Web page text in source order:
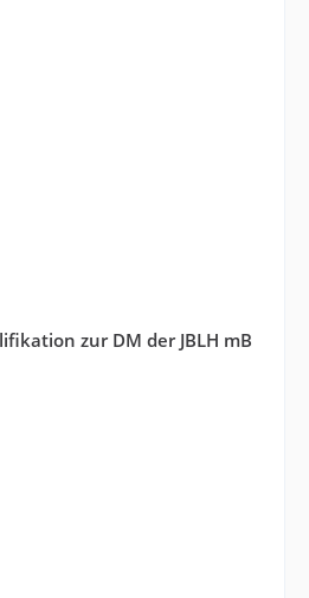
zur DM der JBLH mB